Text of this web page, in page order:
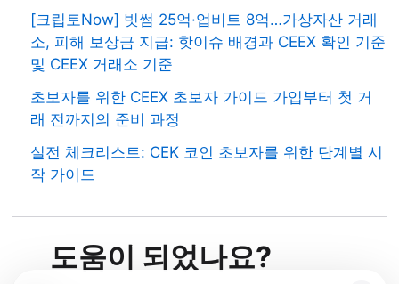
[크립토Now] 빗썸 25억·업비트 8억…가상자산 거래
소, 피해 보상금 지급: 핫이슈 배경과 CEEX 확인 기준
및 CEEX 거래소 기준
초보자를 위한 CEEX 초보자 가이드 가입부터 첫 거
래 전까지의 준비 과정
실전 체크리스트: CEK 코인 초보자를 위한 단계별 시
작 가이드
도움이 되었나요?